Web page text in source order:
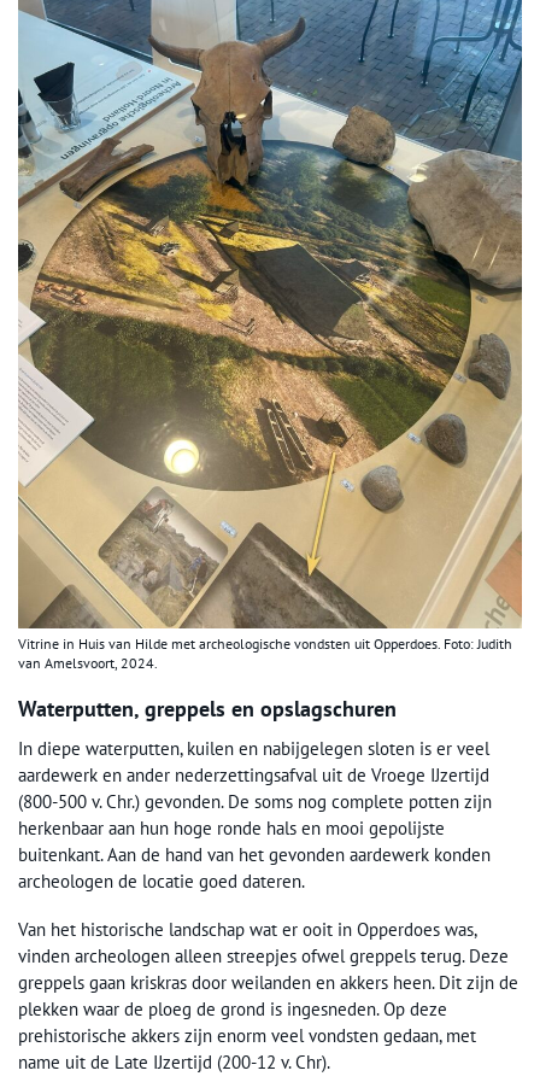
Vitrine in Huis van Hilde met archeologische vondsten uit Opperdoes. Foto: Judith
van Amelsvoort, 2024.
Waterputten, greppels en opslagschuren
In diepe waterputten, kuilen en nabijgelegen sloten is er veel
aardewerk en ander nederzettingsafval uit de Vroege IJzertijd
(800-500 v. Chr.) gevonden. De soms nog complete potten zijn
herkenbaar aan hun hoge ronde hals en mooi gepolijste
buitenkant. Aan de hand van het gevonden aardewerk konden
archeologen de locatie goed dateren.
Van het historische landschap wat er ooit in Opperdoes was,
vinden archeologen alleen streepjes ofwel greppels terug. Deze
greppels gaan kriskras door weilanden en akkers heen. Dit zijn de
plekken waar de ploeg de grond is ingesneden. Op deze
prehistorische akkers zijn enorm veel vondsten gedaan, met
name uit de Late IJzertijd (200-12 v. Chr).